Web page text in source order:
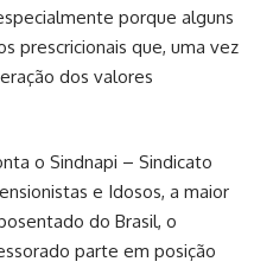
porque alguns
prescricionais que, uma vez
dos valores
o Sindnapi – Sindicato
e Idosos, a maior
do Brasil, o
parte em posição